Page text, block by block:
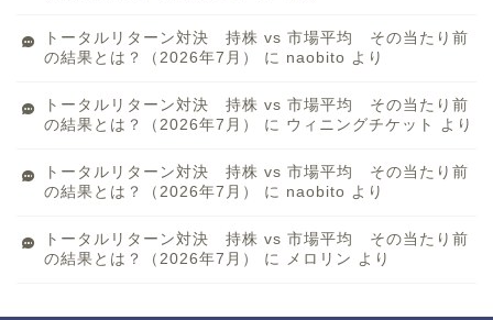
トータルリターン対決 持株 vs 市場平均 その当たり前
の結果とは？（2026年7月）
に naobito より
トータルリターン対決 持株 vs 市場平均 その当たり前
の結果とは？（2026年7月）
に ウィニングチケット より
トータルリターン対決 持株 vs 市場平均 その当たり前
の結果とは？（2026年7月）
に naobito より
トータルリターン対決 持株 vs 市場平均 その当たり前
の結果とは？（2026年7月）
に メロリン より